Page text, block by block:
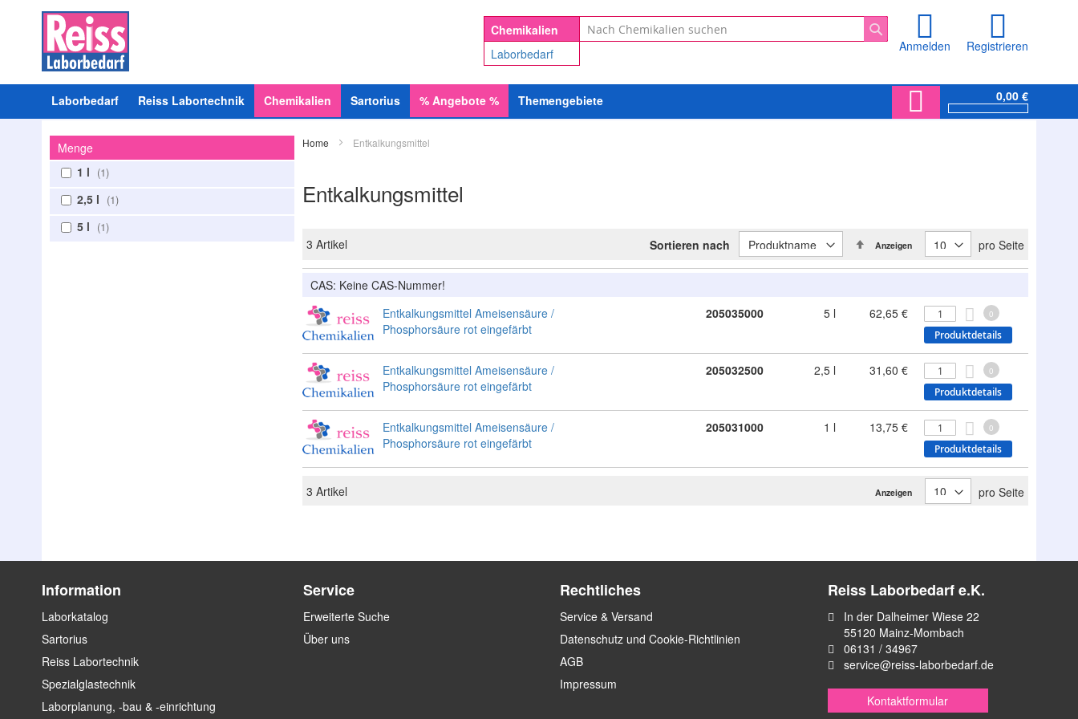
0,00 €
Anmelden Registrieren
Chemikalien
Laborbedarf
Suche
Suche
Laborbedarf Reiss Labortechnik Chemikalien Sartorius % Angebote % Themengebiete
Home Entkalkungsmittel
Entkalkungsmittel
3 Artikel Anzeigen pro Seite
Sortieren nach
absteigender
Reihenfolge
CAS: Keine CAS-Nummer!
Entkalkungsmittel Ameisensäure /
Phosphorsäure rot eingefärbt
205035000 5 l 62,65 € 0
Produktdetails
Entkalkungsmittel Ameisensäure /
Phosphorsäure rot eingefärbt
205032500 2,5 l 31,60 € 0
Produktdetails
Entkalkungsmittel Ameisensäure /
Phosphorsäure rot eingefärbt
205031000 1 l 13,75 € 0
Produktdetails
3 Artikel Anzeigen pro Seite
Menge
1 l
1
2,5 l 1
5 l 1
Information
Laborkatalog
Sartorius
Reiss Labortechnik
Spezialglastechnik
Laborplanung, -bau & -einrichtung
Service
Erweiterte Suche
Über uns
Rechtliches
Service & Versand
Datenschutz und Cookie-Richtlinien
AGB
Impressum
Reiss Laborbedarf e.K.
In der Dalheimer Wiese 22
55120 Mainz-Mombach
06131 / 34967
service@reiss-laborbedarf.de
Kontaktformular